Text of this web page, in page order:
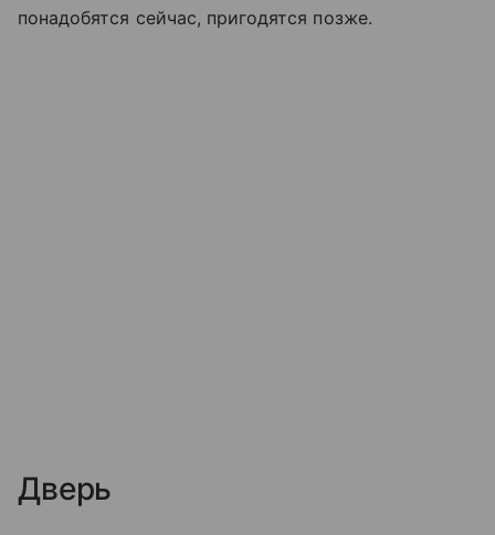
понадобятся сейчас, пригодятся позже.
Дверь